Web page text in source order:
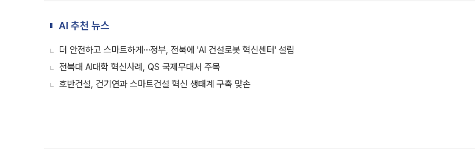
AI 추천 뉴스
더 안전하고 스마트하게⋯정부, 전북에 'AI 건설로봇 혁신센터' 설립
전북대 AI대학 혁신사례, QS 국제무대서 주목
호반건설, 건기연과 스마트건설 혁신 생태계 구축 맞손